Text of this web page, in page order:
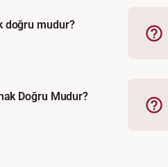
doğru mudur?
Doğru Mudur?